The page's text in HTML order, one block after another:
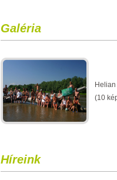
Galéria
(10
Híreink